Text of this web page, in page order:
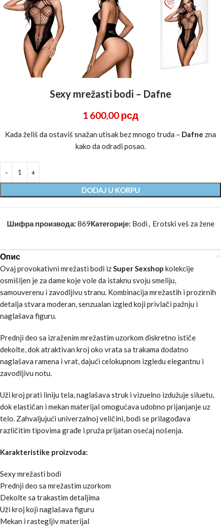
Sexy mrežasti bodi – Dafne
1 600,00рсд
Kada želiš da ostaviš snažan utisak bez mnogo truda – Dafne zna
kako da odradi posao.
DODAJ U KORPU
Шифра производа: 869Категорије: Bodi Erotski veš za žene
Опис
Ovaj provokativni mrežasti bodi iz Super Sexshop kolekcije
osmišljen je za dame koje vole da istaknu svoju smeliju,
samouverenu i zavodljivu stranu. Kombinacija mrežastih i prozirnih
detalja stvara moderan, senzualan izgled koji privlači pažnju i
naglašava figuru.
Prednji deo sa izraženim mrežastim uzorkom diskretno ističe
dekolte, dok atraktivan kroj oko vrata sa trakama dodatno
naglašava ramena i vrat, dajući celokupnom izgledu elegantnu i
zavodljivu notu.
Uži kroj prati liniju tela, naglašava struk i vizuelno izdužuje siluetu,
dok elastičan i mekan materijal omogućava udobno prijanjanje uz
telo. Zahvaljujući univerzalnoj veličini, bodi se prilagođava
različitim tipovima građe i pruža prijatan osećaj nošenja.
Karakteristike proizvoda:
Sexy mrežasti bodi
Prednji deo sa mrežastim uzorkom
Dekolte sa trakastim detaljima
Uži kroj koji naglašava figuru
Mekan i rastegljiv materijal